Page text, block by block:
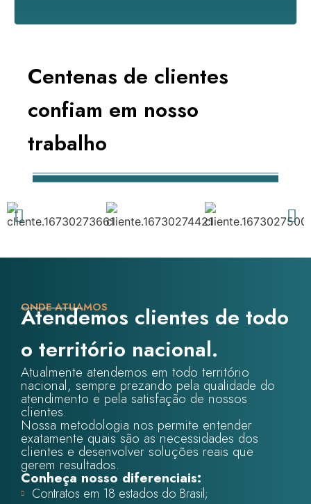
Centenas de clientes
confiam em nosso
trabalho
ONDE ATUAMOS
Atendemos clientes de todo
o território nacional.
Atualmente atendemos em todo território
nacional, sempre prezando pela qualidade do
atendimento e pela satisfação de nossos
clientes.
Nossa metodologia nos permite entender
exatamente quais são as necessidades dos
clientes e desenvolver soluções reais que
gerem resultados.
Conheça nosso diferenciais:
Contratos em 18 estados do Brasil;